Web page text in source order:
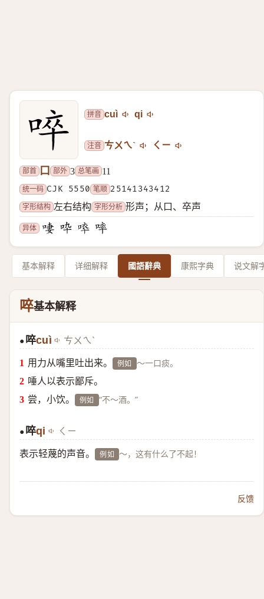
拼音 cuì qi
注音 ㄘㄨㄟˋ ㄑㄧ
部首 口 部外 3 总笔画 11
统一码 CJK 5550 笔顺 25141343412
字形结构 左右结构 字形分析 形声；从口、卒声
异体
基本解释 详细解释 國語辭典 康熙字典 说文解
啐基本解释
● 啐cuì ㄘㄨㄟˋ
用力从嘴里吐出来。 例如 ～一口痰。
唾人以表示鄙斥。
尝，小饮。
例如 “不～酒。”
● 啐qi ㄑㄧ
表示轻蔑的声音。 例如 ～，这有什么了不起！
反馈